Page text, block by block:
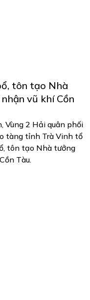
tôn tạo Nhà
vũ khí Cồn
Vùng 2 Hải quân phối
tàng tỉnh Trà Vinh tổ
tôn tạo Nhà tưởng
Tàu.